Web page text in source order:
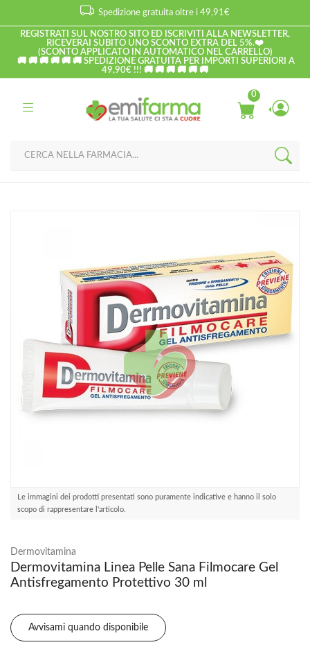
Spedizione gratuita oltre i 49,91€
REGISTRATI SUL NOSTRO SITO ED ISCRIVITI ALLA NEWSLETTER,
RICEVERAI SUBITO UNO SCONTO EXTRA DEL 5%.❤️
(SCONTO APPLICATO IN AUTOMATICO NEL CARRELLO)
🚚 🚚 🚚 🚚 🚚 🚚 SPEDIZIONE GRATUITA PER IMPORTI SUPERIORI A
49,90€ !!! 🚚 🚚 🚚 🚚 🚚 🚚
0
Le immagini dei prodotti presentati sono puramente indicative e hanno il solo
scopo di rappresentare l'articolo.
Dermovitamina
Dermovitamina Linea Pelle Sana Filmocare Gel
Antisfregamento Protettivo 30 ml
Avvisami quando disponibile